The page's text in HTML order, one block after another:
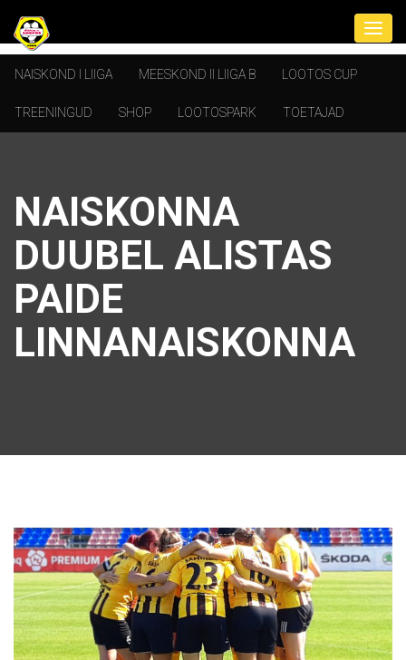
NAISKOND I LIIGA MEESKOND II LIIGA B LOOTOS CUP
TREENINGUD SHOP LOOTOSPARK TOETAJAD
NAISKONNA
DUUBEL ALISTAS
PAIDE
LINNANAISKONNA